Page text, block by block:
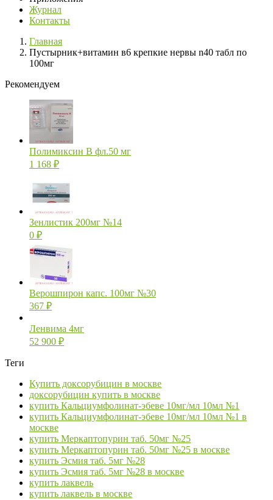
Журнал
Контакты
Главная
Пустырник+витамин в6 крепкие нервы n40 табл по
100мг
Рекомендуем
Полимиксин В фл.50 мг
1 168 ₽
Зенлистик 200мг №14
0 ₽
Верошпирон капс. 100мг №30
367 ₽
Ленвима 4мг
52 900 ₽
Теги
Купить доксорубицин в москве
доксорубицин купить в москве
купить Кальциумфолинат-эбеве 10мг/мл 10мл №1
купить Кальциумфолинат-эбеве 10мг/мл 10мл №1 в
москве
купить Меркаптопурин таб. 50мг №25
купить Меркаптопурин таб. 50мг №25 в москве
купить Эсмия таб. 5мг №28
купить Эсмия таб. 5мг №28 в москве
купить лаквель
купить лаквель в москве